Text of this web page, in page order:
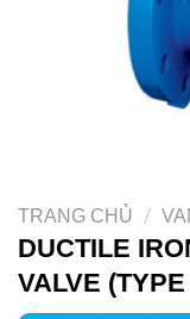
TRANG CHỦ /
DUCTILE
VALVE